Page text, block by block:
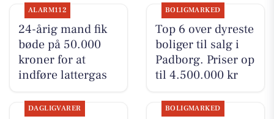
ALARM112
24-årig mand fik
bøde på 50.000
kroner for at
indføre lattergas
BOLIGMARKED
Top 6 over dyreste
boliger til salg i
Padborg. Priser op
til 4.500.000 kr
DAGLIGVARER BOLIGMARKED